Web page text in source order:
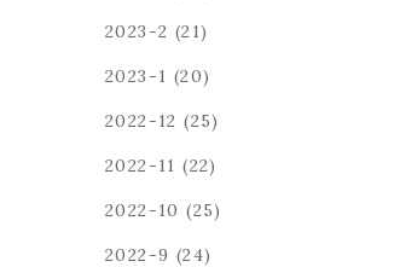
2023-2 (21)
2023-1 (20)
2022-12 (25)
2022-11 (22)
2022-10 (25)
2022-9 (24)